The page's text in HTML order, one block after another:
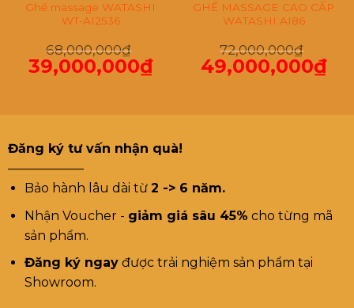
Ghế massage WATASHI
WT-AI2536
68,000,000₫
Giá
gốc
39,000,000₫
Giá
hiện
GHẾ MASSAGE CAO CẤP
WATASHI AI86
72,000,000₫
Giá
gốc
49,000,000₫
Giá
hiện
Đăng ký tư vấn nhận quà!
——————
Bảo hành lâu dài từ 2 -> 6 năm.
Nhận Voucher - giảm giá sâu 45% cho từng mã
sản phẩm.
Đăng ký ngayđược trải nghiệm sản phẩm tại
Showroom.